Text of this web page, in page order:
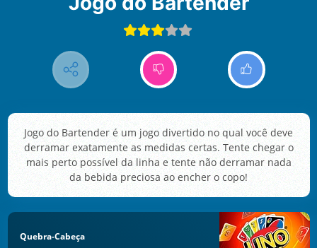
Jogo do Bartender é um jogo divertido no qual você deve
derramar exatamente as medidas certas. Tente chegar o
mais perto possível da linha e tente não derramar nada
da bebida preciosa ao encher o copo!
Quebra-Cabeça